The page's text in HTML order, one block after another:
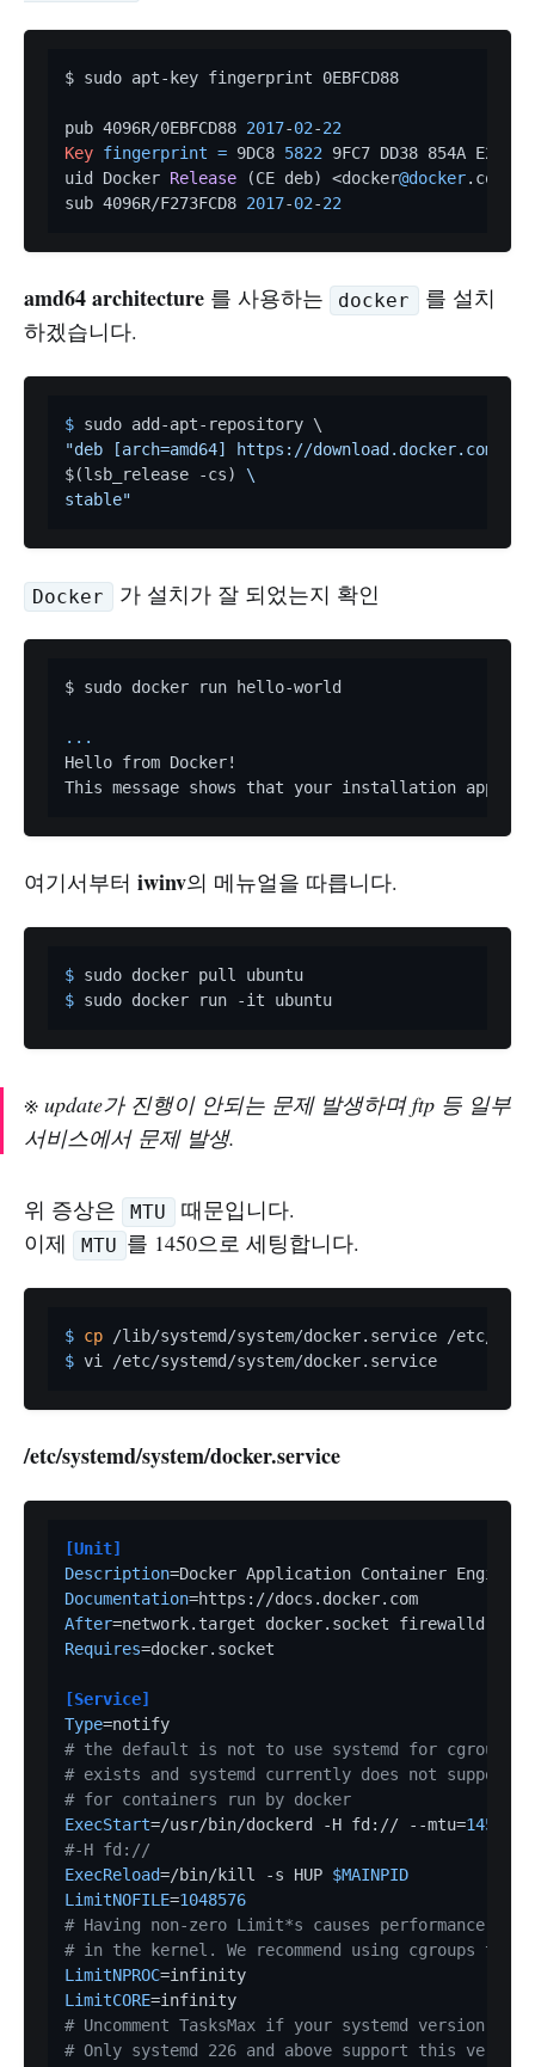
$ sudo apt-key fingerprint 0EBFCD88
pub 4096R/0EBFCD88 2017-02-22
Key fingerprint = 9DC8 5822 9FC7 DD38 854A E2D8
uid Docker Release (CE deb) <docker@docker.com>
sub 4096R/F273FCD8 2017-02-22
amd64architecture 를 사용하는 docker
를 설치
하겠습니다.
$
$(lsb_release -cs)
\
stable"
Docker 가 설치가 잘 되었는지 확인
$ sudo docker run hello-world
...
Hello from Docker!
여기서부터 iwinv의 메뉴얼을 따릅니다.
$
$
※ update가 진행이 안되는 문제 발생하며 ftp 등 일부
서비스에서 문제 발생.
위 증상은 MTU
때문입니다.
이제
MTU 를 1450으로 세팅합니다.
$ cp /lib/systemd/system/docker.service /etc/
$ vi /etc/systemd/system/docker.service
/etc/systemd/system/docker.service
[Unit]
Description
Documentation
After
Requires=docker.socket
[Service]
Type
# the default is not to use systemd for cgroups
# exists and systemd currently does not support
# for containers run by docker
ExecStart=/usr/bin/dockerd -H fd:// --mtu=1450
#-H fd://
ExecReload=/bin/kill -s HUP $MAINPID
LimitNOFILE=1048576
# Having non-zero Limit*s causes performance
# in the kernel. We recommend using cgroups to
LimitNPROC
LimitCORE
# Uncomment TasksMax if your systemd version
# Only systemd 226 and above support this